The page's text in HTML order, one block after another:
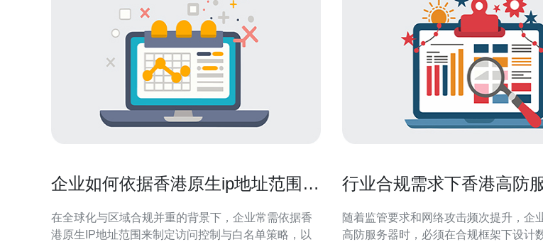
企业如何依据香港原生ip地址范围做
在全球化与区域合规并重的背景下，企业常需依据香
港原生IP地址范围来制定访问控制与白名单策略，以
行业合规需求下香港高防
随着监管要求和网络攻击频次提升，企
高防服务器时，必须在合规框架下设计